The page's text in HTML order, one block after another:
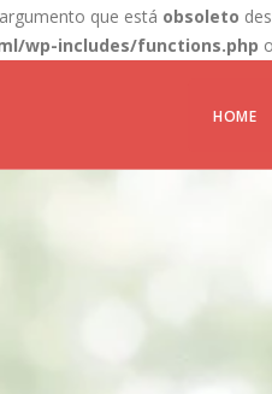
que está obsoleto
wp-includes/functions.php
HOME